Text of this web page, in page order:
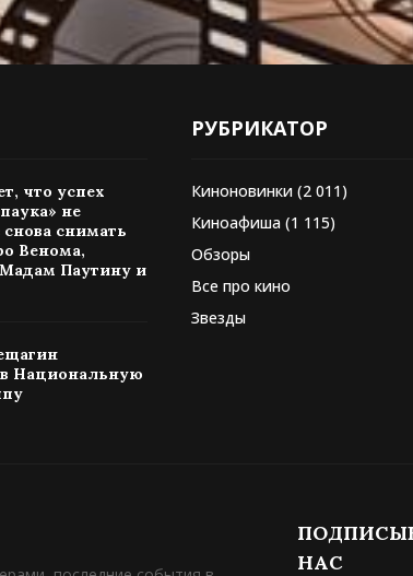
что успех
не
снова снимать
Венома,
Паутину и
Национальную
РУБРИКАТОР
Киноновинки (2 011)
Киноафиша (1 115)
Обзоры
Все про кино
Звезды
НАС